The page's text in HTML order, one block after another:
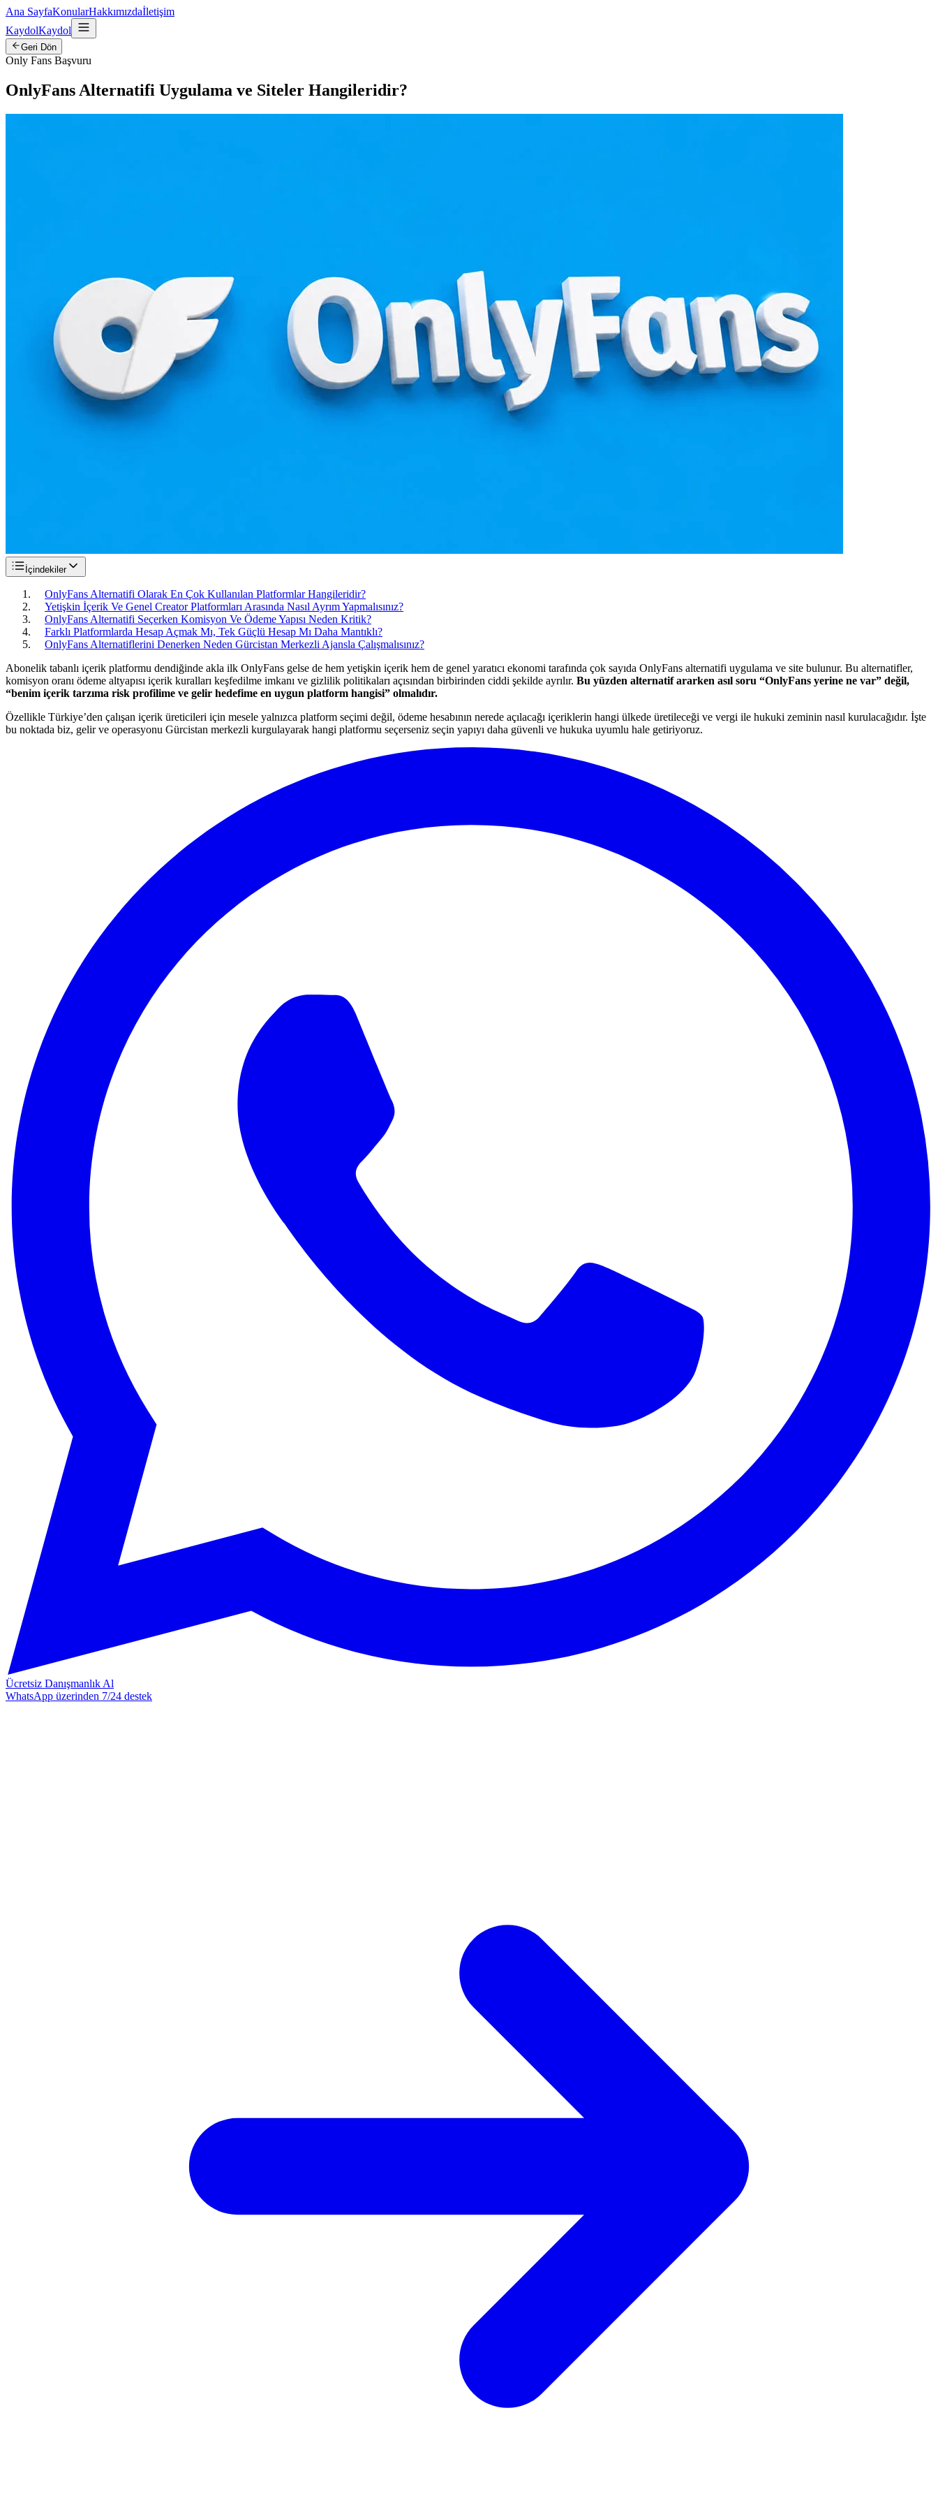
Ana SayfaKonularHakkımızdaİletişim
KaydolKaydol
Geri Dön
Only Fans Başvuru
OnlyFans Alternatifi Uygulama ve Siteler Hangileridir?
İçindekiler
OnlyFans Alternatifi Olarak En Çok Kullanılan Platformlar Hangileridir?
Yetişkin İçerik Ve Genel Creator Platformları Arasında Nasıl Ayrım Yapmalısınız?
OnlyFans Alternatifi Seçerken Komisyon Ve Ödeme Yapısı Neden Kritik?
Farklı Platformlarda Hesap Açmak Mı, Tek Güçlü Hesap Mı Daha Mantıklı?
OnlyFans Alternatiflerini Denerken Neden Gürcistan Merkezli Ajansla Çalışmalısınız?
Abonelik tabanlı içerik platformu dendiğinde akla ilk OnlyFans gelse de hem yetişkin içerik hem de genel yaratıcı ekonomi tarafında çok sayıda OnlyFans alternatifi uygulama ve site bulunur. Bu alternatifler,
komisyon oranı ödeme altyapısı içerik kuralları keşfedilme imkanı ve gizlilik politikaları açısından birbirinden ciddi şekilde ayrılır. Bu yüzden alternatif ararken asıl soru “OnlyFans yerine ne var” değil,
“benim içerik tarzıma risk profilime ve gelir hedefime en uygun platform hangisi” olmalıdır.
Özellikle Türkiye’den çalışan içerik üreticileri için mesele yalnızca platform seçimi değil, ödeme hesabının nerede açılacağı içeriklerin hangi ülkede üretileceği ve vergi ile hukuki zeminin nasıl kurulacağıdır. İşte
bu noktada biz, gelir ve operasyonu Gürcistan merkezli kurgulayarak hangi platformu seçerseniz seçin yapıyı daha güvenli ve hukuka uyumlu hale getiriyoruz.
Ücretsiz Danışmanlık Al
WhatsApp üzerinden 7/24 destek